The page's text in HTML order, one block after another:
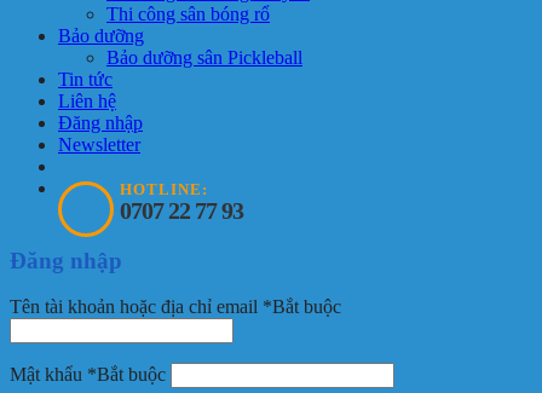
Thi công sân bóng rổ
Bảo dưỡng
Bảo dưỡng sân Pickleball
Tin tức
Liên hệ
Đăng nhập
Newsletter
HOTLINE:
0707 22 77 93
Đăng nhập
Tên tài khoản hoặc địa chỉ email *Bắt buộc
Mật khẩu *Bắt buộc